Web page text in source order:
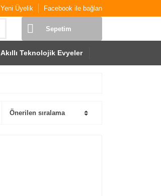
Yeni Üyelik Facebook ile bağlan
Sepetim
Akıllı Teknolojik Evyeler